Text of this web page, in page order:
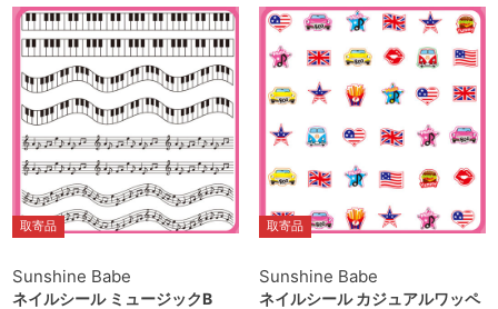
取寄品
Sunshine Babe
ネイルシール ミュージックB
取寄品
Sunshine Babe
ネイルシール カジュアルワッペ